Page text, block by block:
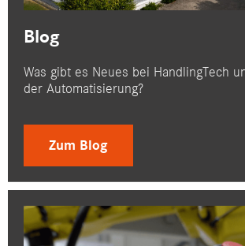
Blog
Was gibt es Neues bei HandlingTech
der Automatisierung?
Zum Blog